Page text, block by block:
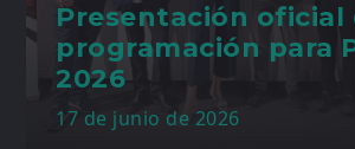
Presentación oficial
programación para
2026
17 de junio de 2026